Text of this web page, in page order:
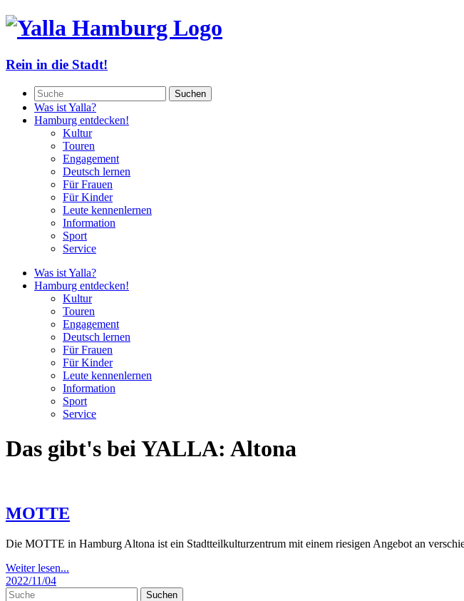
Rein in die Stadt!
Was ist Yalla?
Hamburg entdecken!
Kultur
Touren
Engagement
Deutsch lernen
Für Frauen
Für Kinder
Leute kennenlernen
Information
Sport
Service
Was ist Yalla?
Hamburg entdecken!
Kultur
Touren
Engagement
Deutsch lernen
Für Frauen
Für Kinder
Leute kennenlernen
Information
Sport
Service
Das gibt's bei YALLA: Altona
MOTTE
Die MOTTE in Hamburg Altona ist ein Stadtteilkulturzentrum mit einem riesigen Angebot an
Weiter lesen...
2022/11/04